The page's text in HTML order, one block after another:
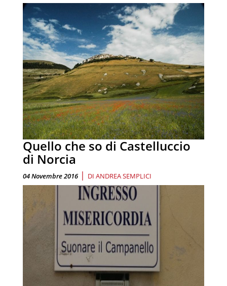
Quello che so di Castelluccio
di Norcia
04 Novembre 2016 | DI ANDREA SEMPLICI